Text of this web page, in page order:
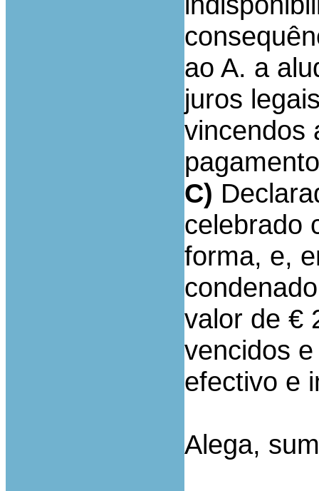
ao A. a
juros
vincendos
C)
celebrado
forma, e,
valor de €
vencidos
efectivo e
Alega,